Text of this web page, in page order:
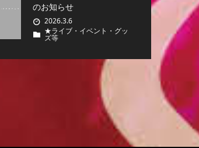
のお知らせ
2026.3.6
★ライブ・イベント・グッ
ズ等